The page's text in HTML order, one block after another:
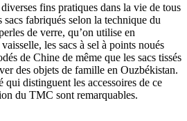
fins pratiques dans la vie de tous
fabriqués selon la technique du
de verre, qu’on utilise en
les sacs à sel à points noués
de Chine de même que les sacs tissés
des objets de famille en Ouzbékistan.
qui distinguent les accessoires de ce
du TMC sont remarquables.